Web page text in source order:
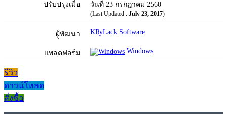
ปรับปรุงเมื่อ วันที่ 23 กรกฎาคม 2560
(Last Updated : July 23, 2017)
ผู้พัฒนา KRyLack Software
แพลตฟอร์ม Windows
รีวิว
ดาวน์โหลด
สั่งซื้อ